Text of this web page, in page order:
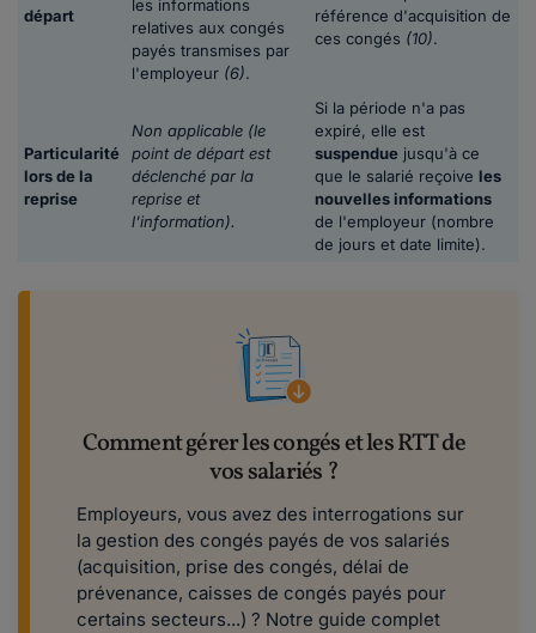
départ
les informations
relatives aux congés
payés transmises par
l'employeur (6).
référence d'acquisition de
ces congés (10).
Particularité
lors de la
reprise
Non applicable (le
point de départ est
déclenché par la
reprise et
l'information).
Si la période n'a pas
expiré, elle est
suspendue jusqu'à ce
que le salarié reçoive les
nouvelles informations
de l'employeur (nombre
de jours et date limite).
Comment gérer les congés et les RTT de
vos salariés ?
Employeurs, vous avez des interrogations sur
la gestion des congés payés de vos salariés
(acquisition, prise des congés, délai de
prévenance, caisses de congés payés pour
certains secteurs...) ? Notre guide complet